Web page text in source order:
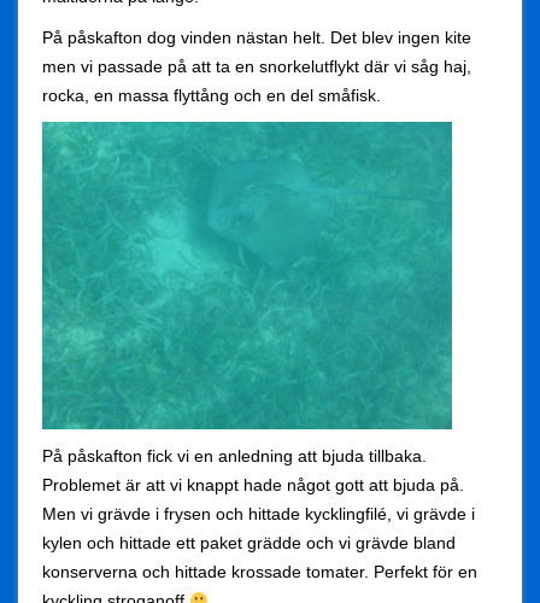
På påskafton dog vinden nästan helt. Det blev ingen kite
men vi passade på att ta en snorkelutflykt där vi såg haj,
rocka, en massa flyttång och en del småfisk.
På påskafton fick vi en anledning att bjuda tillbaka.
Problemet är att vi knappt hade något gott att bjuda på.
Men vi grävde i frysen och hittade kycklingfilé, vi grävde i
kylen och hittade ett paket grädde och vi grävde bland
konserverna och hittade krossade tomater. Perfekt för en